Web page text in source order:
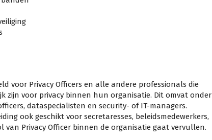
voor Privacy Officers en alle andere professionals die
zijn voor privacy binnen hun organisatie. Dit omvat onder
dataspecialisten en security- of IT-managers.
ook geschikt voor secretaresses, beleidsmedewerkers,
van Privacy Officer binnen de organisatie gaat vervullen.